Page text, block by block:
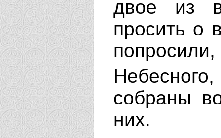
двое из
просить о
собраны
них.